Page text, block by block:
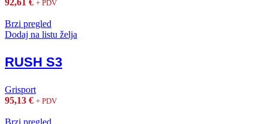
92,61 € + PDV
Brzi pregled
Dodaj na listu želja
RUSH S3
Grisport
95,13 € + PDV